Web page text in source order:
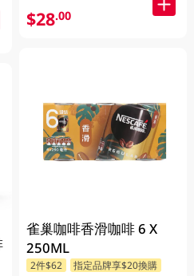
$28.00
雀巢咖啡香滑咖啡 6 X
250ML
2件$62 指定品牌享$20換購